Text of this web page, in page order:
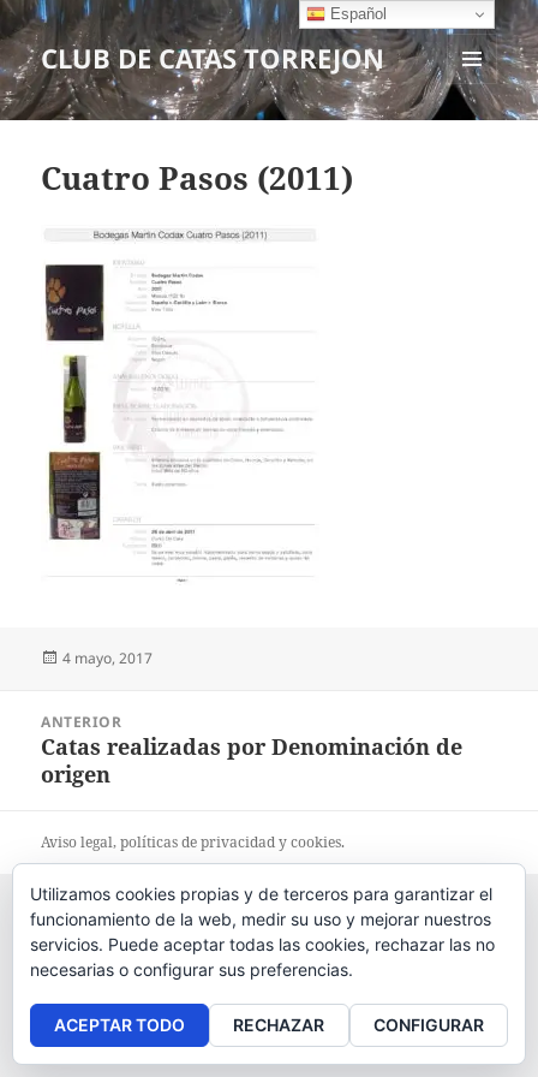
CLUB DE CATAS TORREJON
MENÚ
Y
Cuatro Pasos (2011)
Publicado
4 mayo, 2017
entradas
ANTERIOR
Entrada
anterior:
Catas realizadas por Denominación de
origen
Aviso legal, políticas deprivacidadycookies.
Español
Utilizamos cookies propias y de terceros para garantizar el
funcionamiento de la web, medir su uso y mejorar nuestros
servicios. Puede aceptar todas las cookies, rechazar las no
necesarias o configurar sus preferencias.
ACEPTAR TODO RECHAZAR CONFIGURAR